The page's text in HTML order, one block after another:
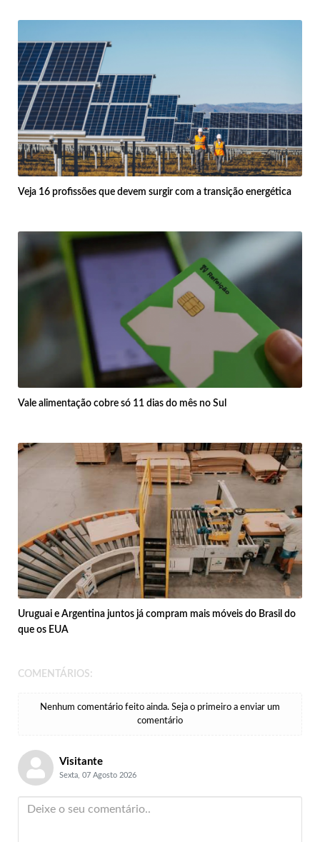
Veja 16 profissões que devem surgir com a transição energética
Vale alimentação cobre só 11 dias do mês no Sul
Uruguai e Argentina juntos já compram mais móveis do Brasil do
que os EUA
COMENTÁRIOS:
Nenhum comentário feito ainda. Seja o primeiro a enviar um
comentário
Visitante
Sexta, 07 Agosto 2026